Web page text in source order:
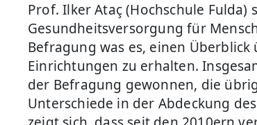
Prof. Ilker Ataç (Hochschule
Gesundheitsversorgung für
Befragung was es, einen
Einrichtungen zu erhalten.
der Befragung gewonnen, die
Unterschiede in der Abdeckung